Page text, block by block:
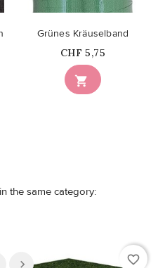

Grünes Kräuselband
Price
CHF 5,75
the same category:
favorite_border